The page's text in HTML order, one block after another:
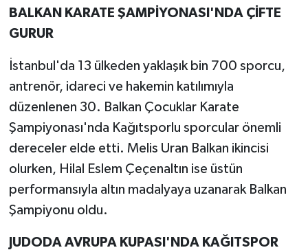
BALKAN KARATE ŞAMPİYONASI'NDA ÇİFTE
GURUR
İstanbul'da 13 ülkeden yaklaşık bin 700 sporcu,
antrenör, idareci ve hakemin katılımıyla
düzenlenen 30. Balkan Çocuklar Karate
Şampiyonası'nda Kağıtsporlu sporcular önemli
dereceler elde etti. Melis Uran Balkan ikincisi
olurken, Hilal Eslem Çeçenaltın ise üstün
performansıyla altın madalyaya uzanarak Balkan
Şampiyonu oldu.
JUDODA AVRUPA KUPASI'NDA KAĞITSPOR